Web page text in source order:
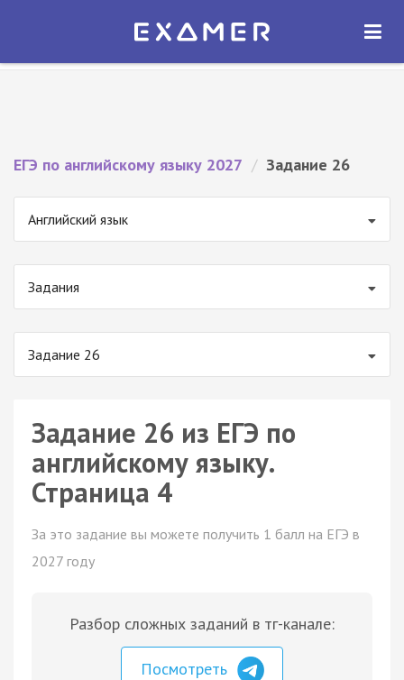
Экзамер — ЕГЭ 2027
ОТКРЫТЬ
ЕГЭ по английскому языку 2027 / Задание 26
Английский язык
Задания
Задание 26
Задание 26 из ЕГЭ по
английскому языку.
Страница 4
За это задание вы можете получить 1 балл на ЕГЭ в
2027 году
Разбор сложных заданий в тг-канале:
Посмотреть